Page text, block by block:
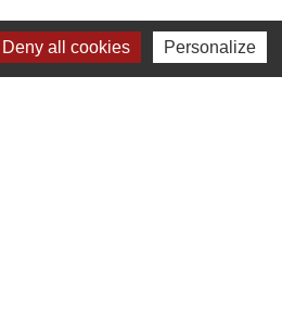
Deny all cookies Personalize